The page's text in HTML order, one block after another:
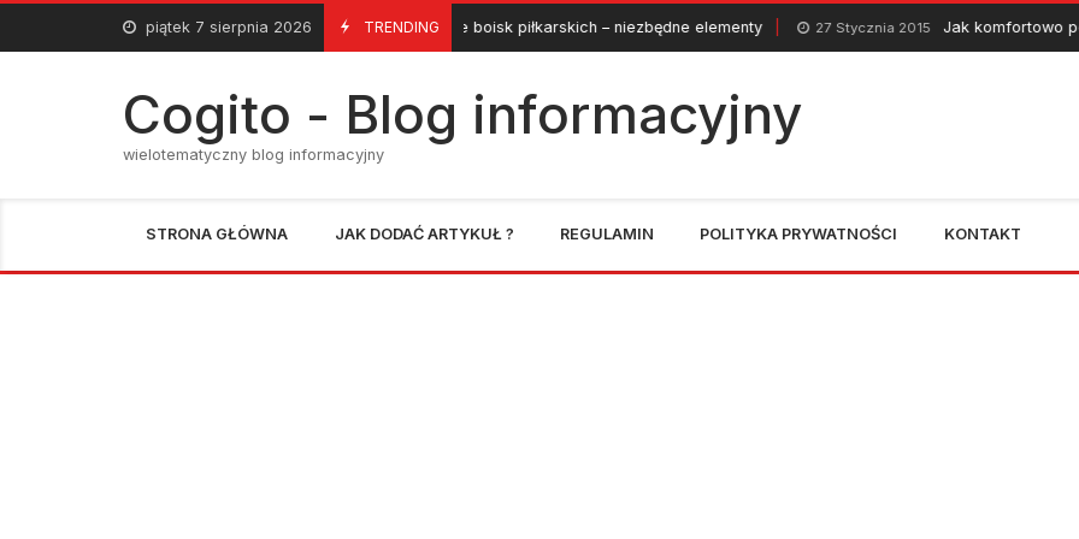
Skip
content
piątek 7 sierpnia 2026 TRENDING
19 Lipca 2020 Wyposażenie boisk piłkarskich – niezbędne elementy 27 Stycznia 2015 Jak komfortowo podróżować
Cogito - Blog informacyjny
wielotematyczny blog informacyjny
STRONA GŁÓWNA JAK DODAĆ ARTYKUŁ ? REGULAMIN POLITYKA PRYWATNOŚCI KONTAKT